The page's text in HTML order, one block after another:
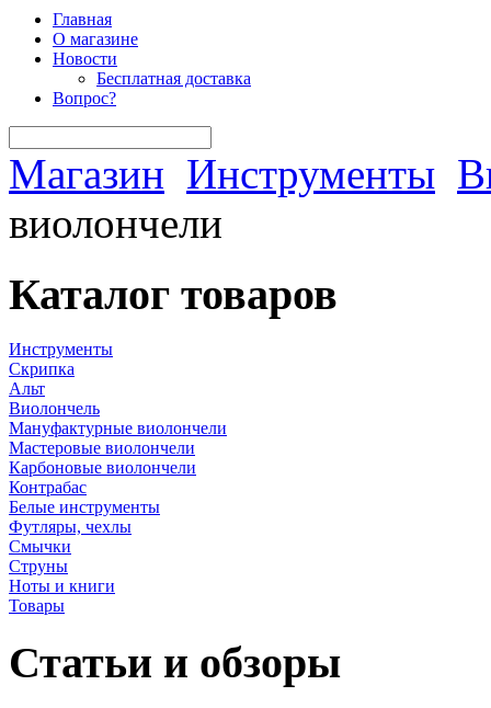
Главная
О магазине
Новости
Бесплатная доставка
Вопрос?
Магазин Инструменты
виолончели
Каталог товаров
Инструменты
Скрипка
Альт
Виолончель
Мануфактурные виолончели
Мастеровые виолончели
Карбоновые виолончели
Контрабас
Белые инструменты
Футляры, чехлы
Смычки
Струны
Ноты и книги
Товары
Статьи и обзоры